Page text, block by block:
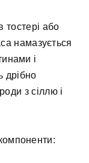
тостері або
намазується
і
дрібно
з сіллю і